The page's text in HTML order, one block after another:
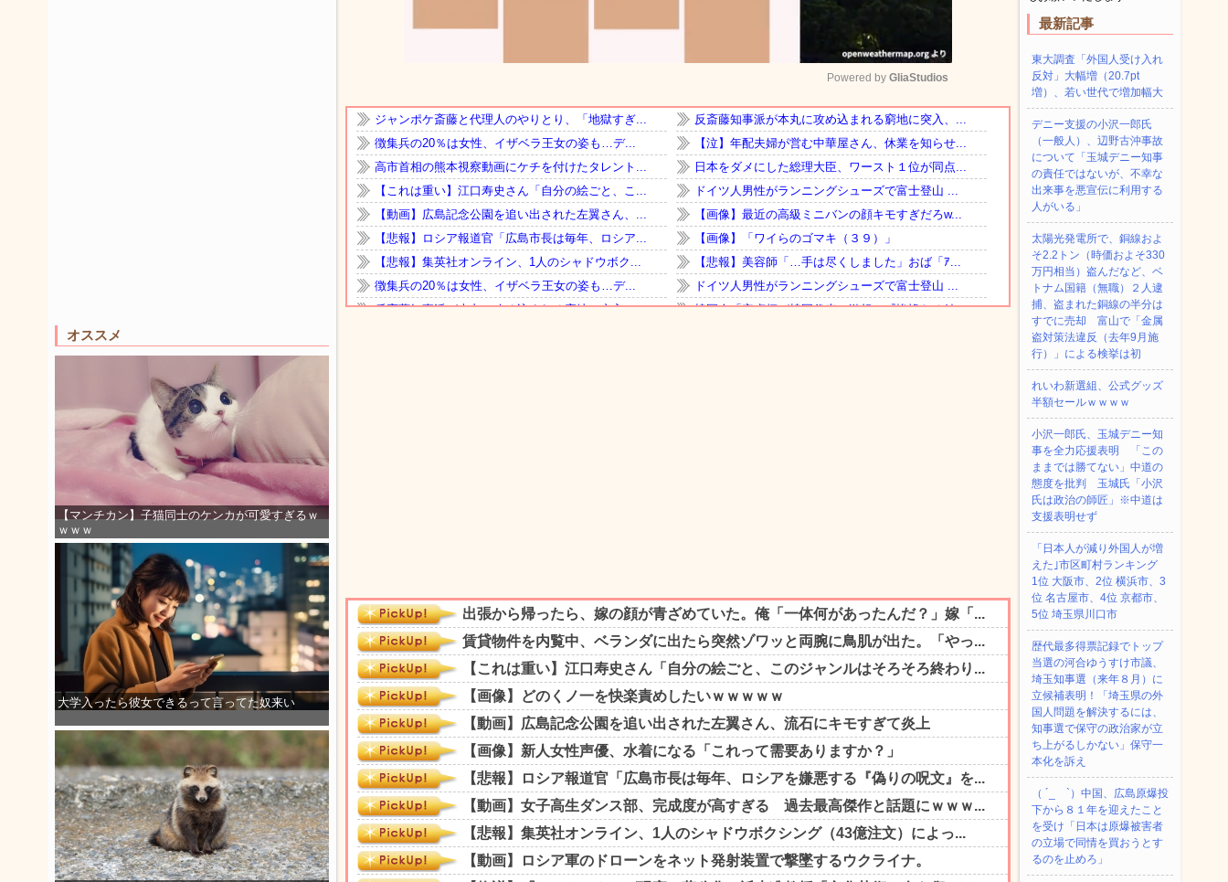
オススメ
【マンチカン】子猫同士のケンカが可愛すぎるｗ
ｗｗｗ
大学入ったら彼女できるって言ってた奴来い
Mute
Powered by GliaStudios
最新記事
東大調査「外国人受け入れ
反対」大幅増（20.7pt
増）、若い世代で増加幅大
デニー支援の小沢一郎氏
（一般人）、辺野古沖事故
について「玉城デニー知事
の責任ではないが、不幸な
出来事を悪宣伝に利用する
人がいる」
太陽光発電所で、銅線およ
そ2.2トン（時価およそ330
万円相当）盗んだなど、ベ
トナム国籍（無職）２人逮
捕、盗まれた銅線の半分は
すでに売却 富山で「金属
盗対策法違反（去年9月施
行）」による検挙は初
れいわ新選組、公式グッズ
半額セールｗｗｗｗ
小沢一郎氏、玉城デニー知
事を全力応援表明 「この
ままでは勝てない」中道の
態度を批判 玉城氏「小沢
氏は政治の師匠」※中道は
支援表明せず
「日本人が減り外国人が増
えた｣市区町村ランキング
1位 大阪市、2位 横浜市、3
位 名古屋市、4位 京都市、
5位 埼玉県川口市
歴代最多得票記録でトップ
当選の河合ゆうすけ市議、
埼玉知事選（来年８月）に
立候補表明！「埼玉県の外
国人問題を解決するには、
知事選で保守の政治家が立
ち上がるしかない」保守一
本化を訴え
（ ´_ゝ`）中国、広島原爆投
下から８１年を迎えたこと
を受け「日本は原爆被害者
の立場で同情を買おうとす
るのを止めろ」